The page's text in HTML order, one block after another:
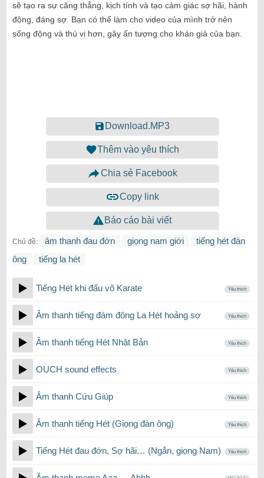
sẽ tạo ra sự căng thẳng, kịch tính và tạo cảm giác sợ hãi, hành
động, đáng sợ. Bạn có thể làm cho video của mình trở nên
sống động và thú vị hơn, gây ấn tượng cho khán giả của bạn.
Download.MP3
Thêm vào yêu thích
Chia sẻ Facebook
Copy link
Báo cáo bài viết
Chủ đề: âm thanh đau đớn giọng nam giới
tiếng hét đàn
ông
tiếng la hét
Tiếng Hét khi đấu võ Karate Yêu thích
Âm thanh tiếng đám đông La Hét hoảng sợ Yêu thích
Âm thanh tiếng Hét Nhật Bản Yêu thích
OUCH sound effects Yêu thích
Âm thanh Cứu Giúp Yêu thích
Âm thanh tiếng Hét (Giọng đàn ông) Yêu thích
Tiếng Hét đau đớn, Sợ hãi… (Ngắn, giọng Nam) Yêu thích